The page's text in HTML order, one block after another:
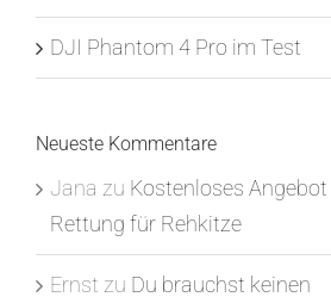
DJI Phantom 4 Pro im Test
Neueste Kommentare
Jana zu Kostenloses
Rettung für Rehkitze
Ernst zu Du brauchst keinen